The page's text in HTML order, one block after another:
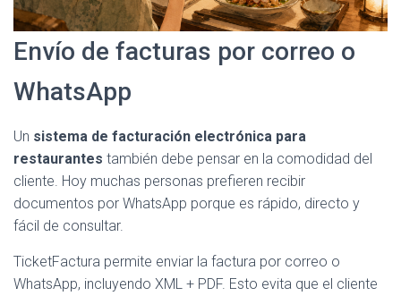
Envío de facturas por correo o
WhatsApp
Un sistema de facturación electrónica para
restaurantes también debe pensar en la comodidad del
cliente. Hoy muchas personas prefieren recibir
documentos por WhatsApp porque es rápido, directo y
fácil de consultar.
TicketFactura permite enviar la factura por correo o
WhatsApp, incluyendo XML + PDF. Esto evita que el cliente